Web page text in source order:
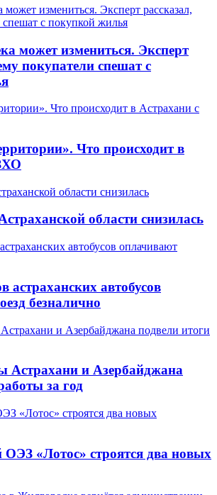
может измениться. Эксперт
покупатели спешат с
Что происходит в
области снизилась
астраханских автобусов
безналично
Астрахани и Азербайджана
за год
ОЭЗ «Лотос» строятся два новых